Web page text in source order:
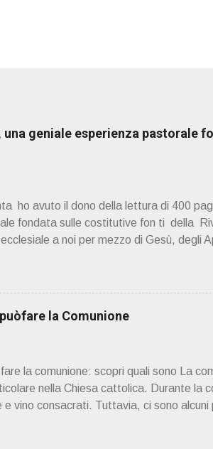
una geniale esperienza pastorale
ho avuto il dono della lettura di 400
fondata sulle costitutive fon ti della
a noi per mezzo di Gesù, degli
Del suo volume " ERO "CURATO" …ora
Boninsegna , per ordinazioni Via
8824 PRESENTAZIONE R icordo
libro di Georges Bernanos , " DIARIO
la Comunione
la comunione: scopri quali sono La
nella Chiesa cattolica. Durante la
vino consacrati. Tuttavia, ci sono
ricevere la comunione nuovamente. 📖